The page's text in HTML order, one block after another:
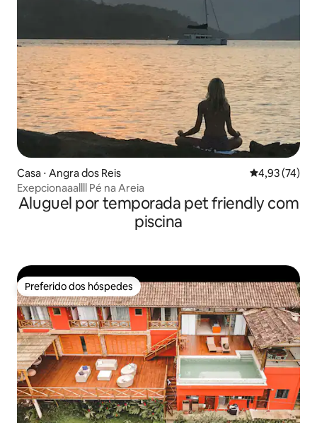
Casa ⋅ Angra dos Reis 4,93 de uma
4,93 (74)
Exepcionaaallll Pé na Areia
Aluguel por temporada pet friendly com
piscina
Preferido dos hóspedes
Preferido dos hóspedes